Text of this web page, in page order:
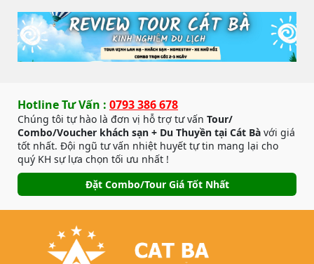
Hotline Tư Vấn : 0793 386 678
Chúng tôi tự hào là đơn vị hỗ trợ tư vấn Tour/
Combo/Voucher khách sạn + Du Thuyền tại Cát Bà với giá
tốt nhất. Đội ngũ tư vấn nhiệt huyết tự tin mang lại cho
quý KH sự lựa chọn tối ưu nhất !
Đặt Combo/Tour Giá Tốt Nhất